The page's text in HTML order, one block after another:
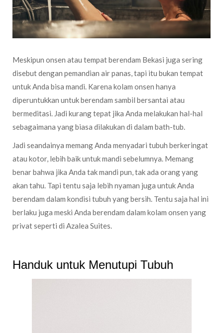
Meskipun onsen atau tempat berendam Bekasi juga sering
disebut dengan pemandian air panas, tapi itu bukan tempat
untuk Anda bisa mandi. Karena kolam onsen hanya
diperuntukkan untuk berendam sambil bersantai atau
bermeditasi. Jadi kurang tepat jika Anda melakukan hal-hal
sebagaimana yang biasa dilakukan di dalam bath-tub.
Jadi seandainya memang Anda menyadari tubuh berkeringat
atau kotor, lebih baik untuk mandi sebelumnya. Memang
benar bahwa jika Anda tak mandi pun, tak ada orang yang
akan tahu. Tapi tentu saja lebih nyaman juga untuk Anda
berendam dalam kondisi tubuh yang bersih. Tentu saja hal ini
berlaku juga meski Anda berendam dalam kolam onsen yang
privat seperti di Azalea Suites.
Handuk untuk Menutupi Tubuh